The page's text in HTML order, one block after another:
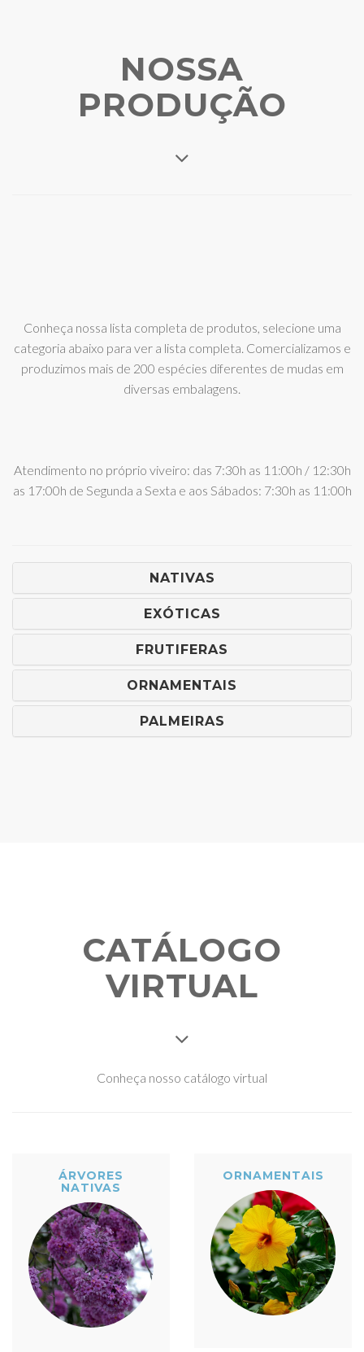
NOSSA
PRODUÇÃO
Conheça nossa lista completa de produtos, selecione uma
categoria abaixo para ver a lista completa. Comercializamos e
produzimos mais de 200 espécies diferentes de mudas em
diversas embalagens.
Atendimento no próprio viveiro: das 7:30h as 11:00h / 12:30h
as 17:00h de Segunda a Sexta e aos Sábados: 7:30h as 11:00h
NATIVAS
EXÓTICAS
FRUTIFERAS
ORNAMENTAIS
PALMEIRAS
CATÁLOGO
VIRTUAL
Conheça nosso catálogo virtual
ÁRVORES
NATIVAS
ORNAMENTAIS